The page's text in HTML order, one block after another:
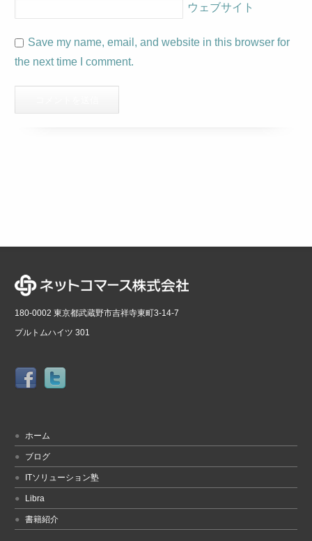
ウェブサイト
Save my name, email, and website in this browser for
the next time I comment.
180-0002 東京都武蔵野市吉祥寺東町3-14-7
プルトムハイツ 301
ホーム
ブログ
ITソリューション塾
Libra
書籍紹介